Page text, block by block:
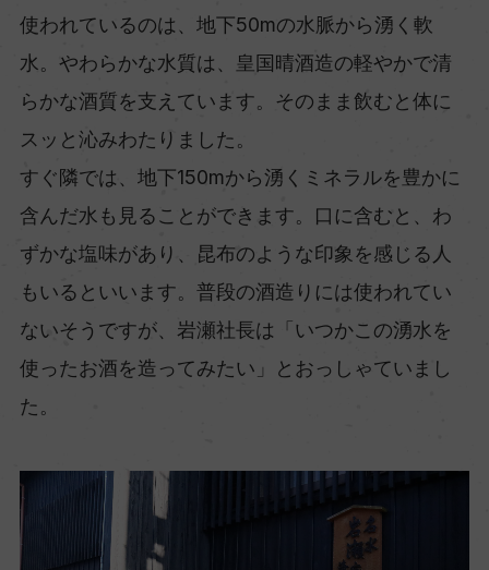
使われているのは、地下50mの水脈から湧く軟
水。やわらかな水質は、皇国晴酒造の軽やかで清
らかな酒質を支えています。そのまま飲むと体に
スッと沁みわたりました。
すぐ隣では、地下150mから湧くミネラルを豊かに
含んだ水も見ることができます。口に含むと、わ
ずかな塩味があり、昆布のような印象を感じる人
もいるといいます。普段の酒造りには使われてい
ないそうですが、岩瀬社長は「いつかこの湧水を
使ったお酒を造ってみたい」とおっしゃていまし
た。